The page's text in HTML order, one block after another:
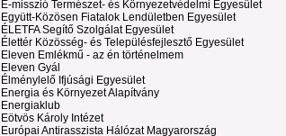
E-misszió Természet- és Környezetvédelmi Egyesület
Együtt-Közösen Fiatalok Lendületben Egyesület
ÉLETFA Segítő Szolgálat Egyesület
Élettér Közösség- és Településfejlesztő Egyesület
Eleven Emlékmű - az én történelmem
Eleven Gyál
Élménylelő Ifjúsági Egyesület
Energia és Környezet Alapítvány
Energiaklub
Eötvös Károly Intézet
Európai Antirasszista Hálózat Magyarország